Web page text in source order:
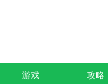
游戏 攻略